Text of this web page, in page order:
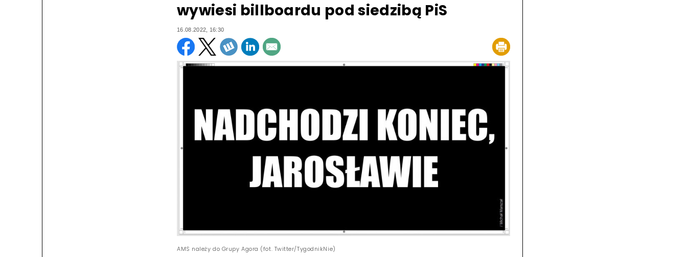
wywiesi billboardu pod siedzibą PiS
16.08.2022, 16:30
AMS należy do Grupy Agora (fot. Twitter/TygodnikNie)